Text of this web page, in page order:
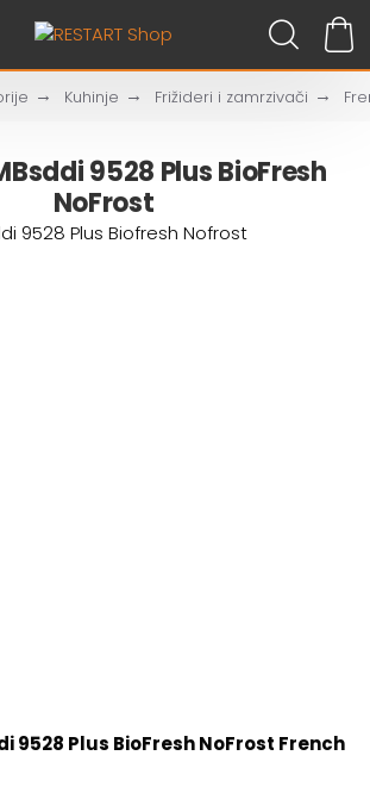
Kuhinje Frižideri i zamrzivači
9528 Plus BioFresh
NoFrost
9528 Plus BioFresh NoFrost French